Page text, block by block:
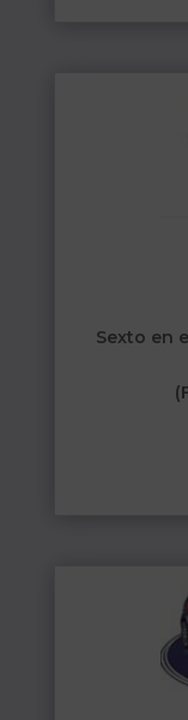
Sexto en